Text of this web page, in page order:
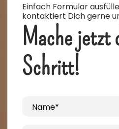
Mache jetzt
Schritt!
Einfach Formular
kontaktiert Dich gerne
Name*